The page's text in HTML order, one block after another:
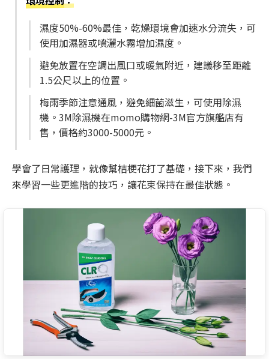
濕度50%-60%最佳，乾燥環境會加速水分流失，可
使用加濕器或噴灑水霧增加濕度。
避免放置在空調出風口或暖氣附近，建議移至距離
1.5公尺以上的位置。
梅雨季節注意通風，避免細菌滋生，可使用除濕
機。3M除濕機在momo購物網-3M官方旗艦店有
售，價格約3000-5000元。
學會了日常護理，就像幫桔梗花打了基礎，接下來，我們
來學習一些更進階的技巧，讓花束保持在最佳狀態。